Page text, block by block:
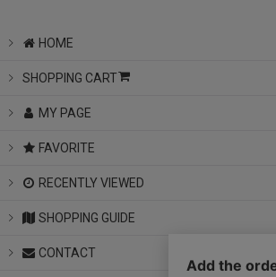
HOME
SHOPPING CART
MY PAGE
FAVORITE
RECENTLY VIEWED
SHOPPING GUIDE
CONTACT